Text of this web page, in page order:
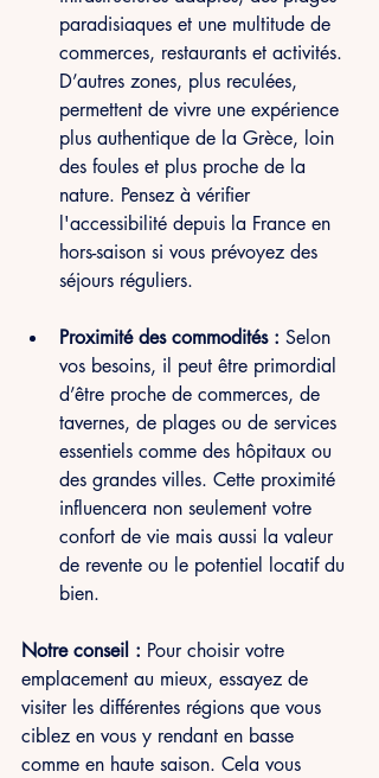
paradisiaques et une multitude de
commerces, restaurants et activités.
D’autres zones, plus reculées,
permettent de vivre une expérience
plus authentique de la Grèce, loin
des foules et plus proche de la
nature. Pensez à vérifier
l'accessibilité depuis la France en
hors-saison si vous prévoyez des
séjours réguliers.
Proximité des commodités : Selon
vos besoins, il peut être primordial
d’être proche de commerces, de
tavernes, de plages ou de services
essentiels comme des hôpitaux ou
des grandes villes. Cette proximité
influencera non seulement votre
confort de vie mais aussi la valeur
de revente ou le potentiel locatif du
bien.
Notre conseil : Pour choisir votre
emplacement au mieux, essayez de
visiter les différentes régions que vous
ciblez en vous y rendant en basse
comme en haute saison. Cela vous